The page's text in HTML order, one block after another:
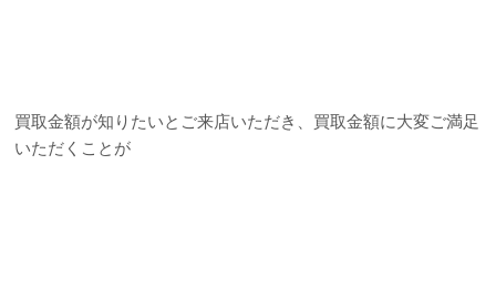
買取金額が知りたいとご来店いただき、買取金額に大変ご満足
いただくことが